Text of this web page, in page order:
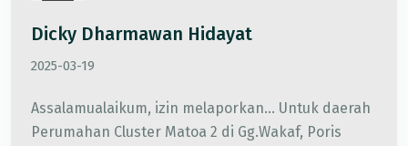
Dicky Dharmawan Hidayat
2025-03-19
Assalamualaikum, izin melaporkan... Untuk daerah
Perumahan Cluster Matoa 2 di Gg.Wakaf, Poris